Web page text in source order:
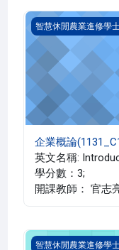
企業概論
智慧休閒農業進修學
企業概論
英文名稱:
學分數：3;
開課教師： 官志
作物生產概論
智慧休閒農業進修學